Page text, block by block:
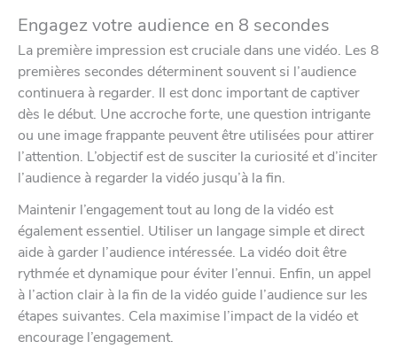
Engagez votre audience en 8 secondes
La première impression est cruciale dans une vidéo. Les 8
premières secondes déterminent souvent si l’audience
continuera à regarder. Il est donc important de captiver
dès le début. Une accroche forte, une question intrigante
ou une image frappante peuvent être utilisées pour attirer
l’attention. L’objectif est de susciter la curiosité et d’inciter
l’audience à regarder la vidéo jusqu’à la fin.
Maintenir l’engagement tout au long de la vidéo est
également essentiel. Utiliser un langage simple et direct
aide à garder l’audience intéressée. La vidéo doit être
rythmée et dynamique pour éviter l’ennui. Enfin, un appel
à l’action clair à la fin de la vidéo guide l’audience sur les
étapes suivantes. Cela maximise l’impact de la vidéo et
encourage l’engagement.